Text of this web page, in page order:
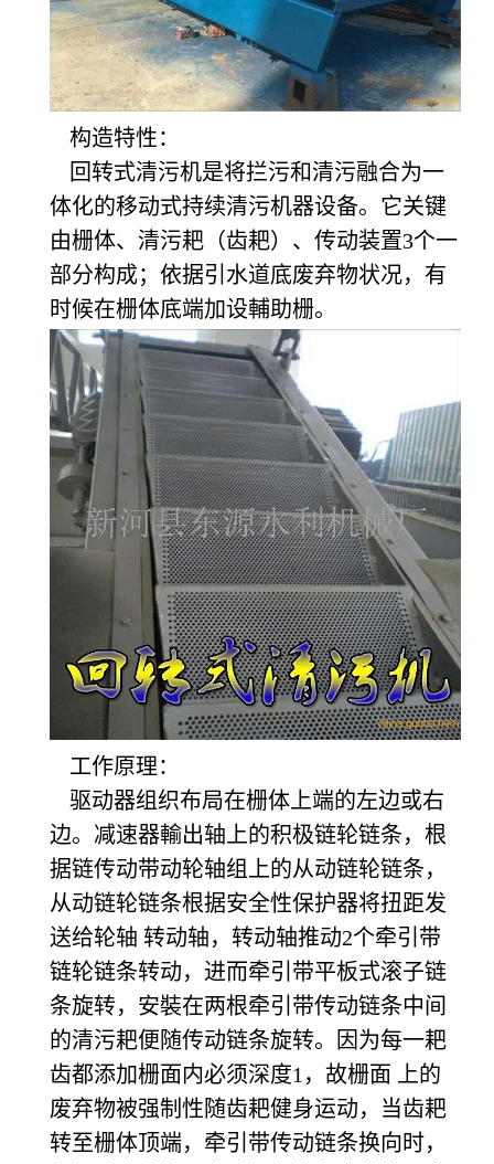
构造特性：
回转式清污机是将拦污和清污融合为一
体化的移动式持续清污机器设备。它关键
由栅体、清污耙（齿耙）、传动装置3个一
部分构成；依据引水道底废弃物状况，有
时候在栅体底端加设輔助栅。
工作原理：
驱动器组织布局在栅体上端的左边或右
边。减速器輸出轴上的积极链轮链条，根
据链传动带动轮轴组上的从动链轮链条，
从动链轮链条根据安全性保护器将扭距发
送给轮轴 转动轴，转动轴推动2个牵引带
链轮链条转动，进而牵引带平板式滚子链
条旋转，安裝在两根牵引带传动链条中间
的清污耙便随传动链条旋转。因为每一耙
齿都添加栅面内必须深度1，故栅面 上的
废弃物被强制性随齿耙健身运动，当齿耙
转至栅体顶端，牵引带传动链条换向时，